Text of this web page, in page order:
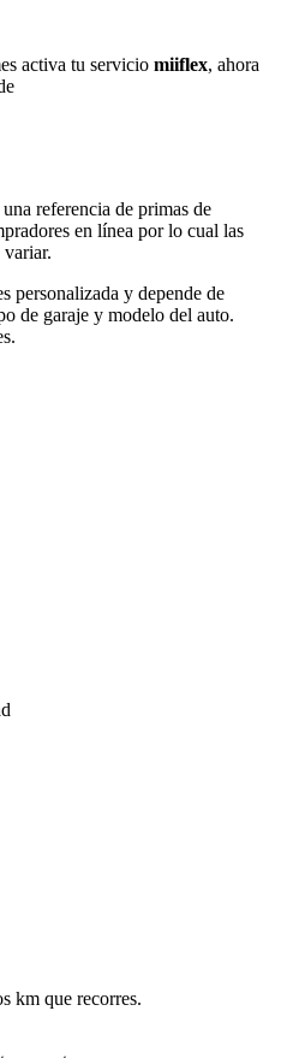
activa tu servicio miiflex, ahora
referencia de primas de
en línea por lo cual las
variar.
personalizada y depende de
de garaje y modelo del auto.
km que recorres.